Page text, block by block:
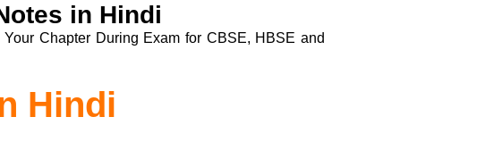
in Hindi
Your Chapter During Exam for CBSE, HBSE and
Hindi